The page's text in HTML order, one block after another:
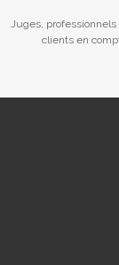
Juges, professionnels
clients en